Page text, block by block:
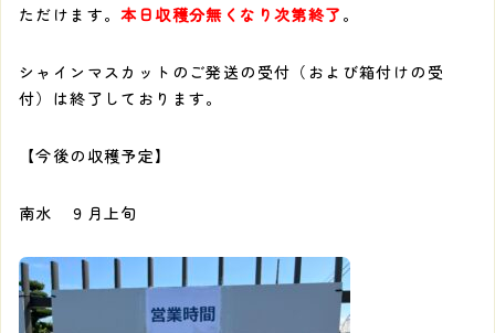
ただけます。本日収穫分無くなり次第終了 。
シャインマスカットのご発送の受付（および箱付けの受
付）は終了しております。
【今後の収穫予定】
南水 ９月上旬